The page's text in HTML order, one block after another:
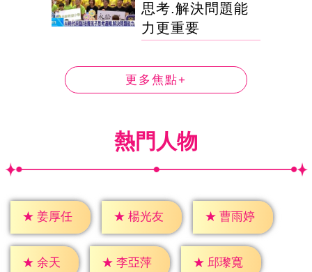
思考.解決問題能
力更重要
更多焦點+
熱門人物
★ 姜厚任 ★ 楊光友 ★ 曹雨婷
★ 余天 ★ 李亞萍 ★ 邱瓈寬